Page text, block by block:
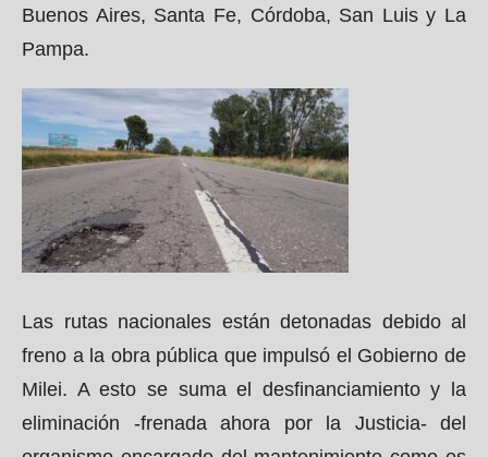
Buenos Aires, Santa Fe, Córdoba, San Luis y La
Pampa.
Las rutas nacionales están detonadas debido al
freno a la obra pública que impulsó el Gobierno de
Milei. A esto se suma el desfinanciamiento y la
eliminación -frenada ahora por la Justicia- del